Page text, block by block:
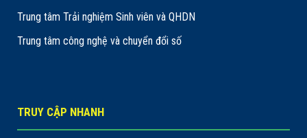
Trung tâm Trải nghiệm Sinh viên và QHDN
Trung tâm công nghệ và chuyển đổi số
TRUY CẬP NHANH